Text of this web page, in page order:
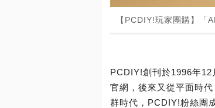
【PCDIY!玩家團購】
PCDIY!創刊於1996年
官網，後來又從平面時
群時代，PCDIY!粉絲團